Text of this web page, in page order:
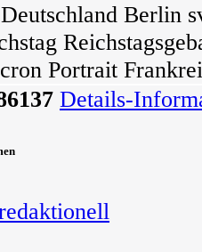
Deutschland Berlin
Portrait
Details-